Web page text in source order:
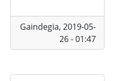
Gaindegia, 2019-05-
26 - 01:47